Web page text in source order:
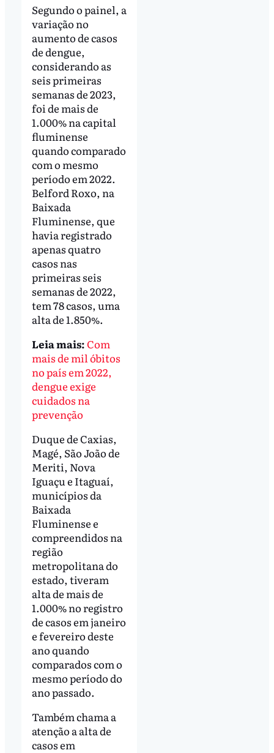
Segundo o painel, a
variação no
aumento de casos
de dengue,
considerando as
seis primeiras
semanas de 2023,
foi de mais de
1.000% na capital
fluminense
quando comparado
com o mesmo
período em 2022.
Belford Roxo, na
Baixada
Fluminense, que
havia registrado
apenas quatro
casos nas
primeiras seis
semanas de 2022,
tem 78 casos, uma
alta de 1.850%.
Leia mais:Com
mais de mil óbitos
no país em 2022,
dengue exige
cuidados na
prevenção
Duque de Caxias,
Magé, São João de
Meriti, Nova
Iguaçu e Itaguaí,
municípios da
Baixada
Fluminense e
compreendidos na
região
metropolitana do
estado, tiveram
alta de mais de
1.000% no registro
de casos em janeiro
e fevereiro deste
ano quando
comparados com o
mesmo período do
ano passado.
Também chama a
atenção a alta de
casos em